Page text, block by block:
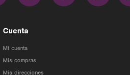
Cuenta
Mi cuenta
Mis compras
Mis direcciones